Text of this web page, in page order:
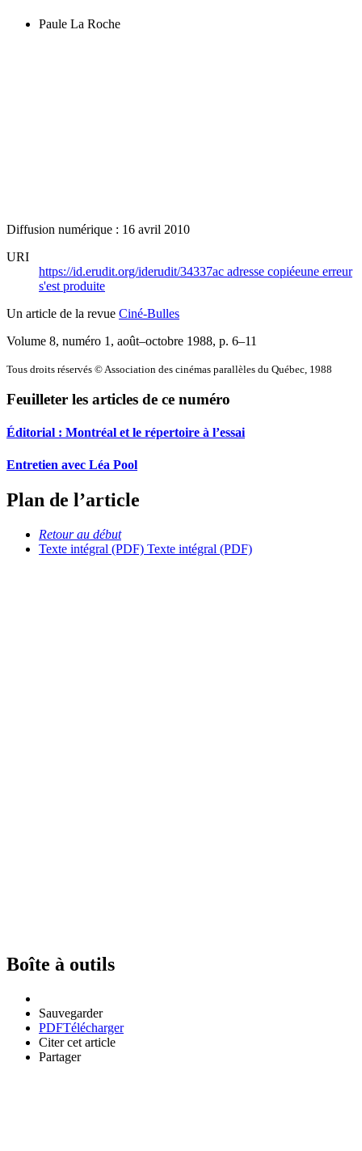
Paule La Roche
Diffusion numérique : 16 avril 2010
URI
https://id.erudit.org/iderudit/34337ac adresse copiéeune erreur
s'est produite
Un article de la revue Ciné-Bulles
Volume 8, numéro 1, août–octobre 1988, p. 6–11
Tous droits réservés © Association des cinémas parallèles du Québec, 1988
Feuilleter les articles de ce numéro
Éditorial : Montréal et le répertoire à l’essai
Entretien avec Léa Pool
Plan de l’article
Retour au début
Texte intégral (PDF) Texte intégral (PDF)
Boîte à outils
Sauvegarder
PDFTélécharger
Citer cet article
Partager